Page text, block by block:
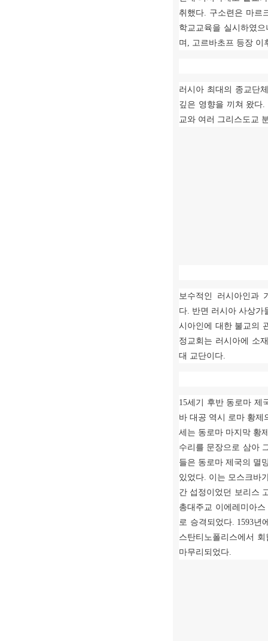
취했다. 구소련은 마르
학교교육을 실시하였
며 , 고르바초프 등장 이
러시아 최대의 종교단
깊은 영향을 끼쳐 왔다.
교와 여러 그리스도교
보수적인 러시아인과
다. 반면 러시아 사상가
시아인에 대한 불교의
정교회는 러시아에 소
대 교단이다.
15세기 후반 동로마 제
바 대공 역시 로마 황제
세는 동로마 마지막 황
수리를 문장으로 삼아
들은 동로마 제국의 멸
있었다. 이는 모스크바
간 섭정이었던 보리스
총대주교 이에레미아스
로 승격되었다. 1593년
스탄티노폴리스에서
마무리되었다.